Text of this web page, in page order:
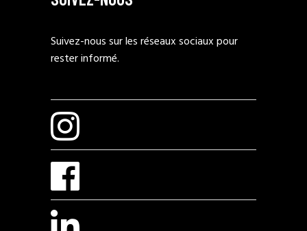
Suivez-nous sur les réseaux sociaux pour
rester informé.